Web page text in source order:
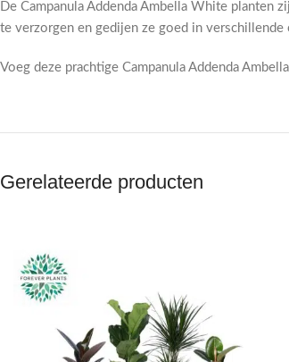
De Campanula Addenda Ambella White planten
te verzorgen en gedijen ze goed in verschillende
Voeg deze prachtige Campanula Addenda
Gerelateerde producten